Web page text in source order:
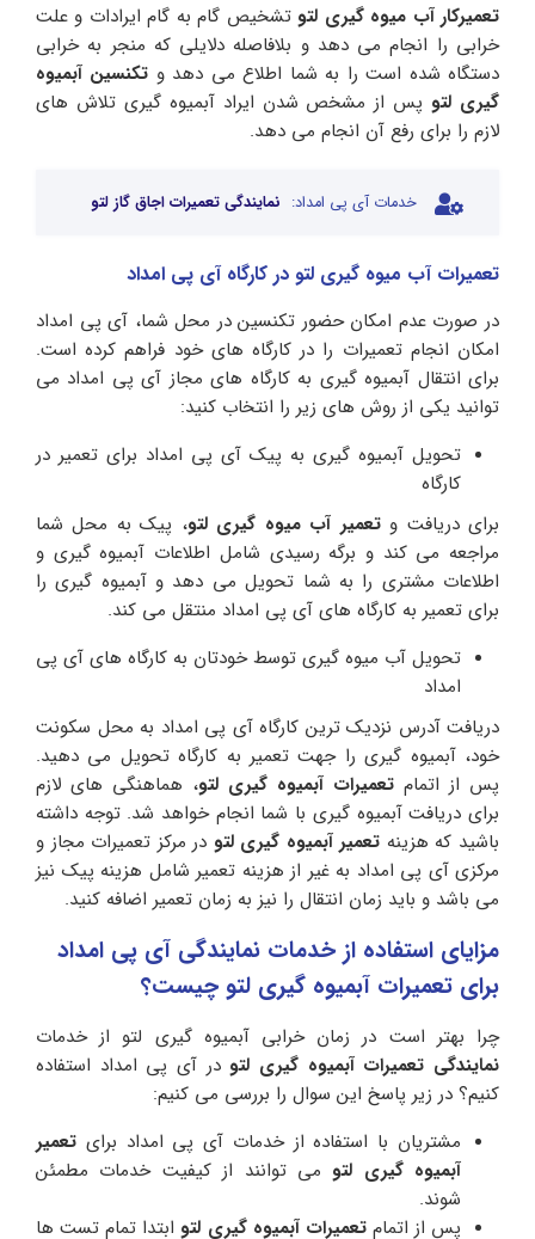
تعمیرکار آب میوه گیری لتوتشخیص گام به گام ایرادات و علت
خرابی را انجام می دهد و بلافاصله دلایلی که منجر به خرابی
دستگاه شده است را به شما اطلاع می دهد و تکنسین آبمیوه
گیری لتوپس از مشخص شدن ایراد آبمیوه گیری تلاش های
لازم را برای رفع آن انجام می دهد.
خدمات آی پی امداد: نمایندگی تعمیرات اجاق گاز لتو
تعمیرات آب میوه گیری لتو در کارگاه آی پی امداد
در صورت عدم امکان حضور تکنسین در محل شما، آی پی امداد
امکان انجام تعمیرات را در کارگاه های خود فراهم کرده است.
برای انتقال آبمیوه گیری به کارگاه های مجاز آی پی امداد می
توانید یکی از روش های زیر را انتخاب کنید:
تحویل آبمیوه گیری به پیک آی پی امداد برای تعمیر در
کارگاه
برای دریافت وتعمیر آب میوه گیری لتو، پیک به محل شما
مراجعه می کند و برگه رسیدی شامل اطلاعات آبمیوه گیری و
اطلاعات مشتری را به شما تحویل می دهد و آبمیوه گیری را
برای تعمیر به کارگاه های آی پی امداد منتقل می کند.
تحویل آب میوه گیری توسط خودتان به کارگاه های آی پی
امداد
دریافت آدرس نزدیک ترین کارگاه آی پی امداد به محل سکونت
خود، آبمیوه گیری را جهت تعمیر به کارگاه تحویل می دهید.
پس از اتمام تعمیرات آبمیوه گیری لتو، هماهنگی های لازم
برای دریافت آبمیوه گیری با شما انجام خواهد شد. توجه داشته
باشید که هزینه تعمیر آبمیوه گیری لتو در مرکز تعمیرات مجاز و
مرکزی آی پی امداد به غیر از هزینه تعمیر شامل هزینه پیک نیز
می باشد و باید زمان انتقال را نیز به زمان تعمیر اضافه کنید.
مزایای استفاده از خدمات نمایندگی آی پی امداد
برای تعمیرات آبمیوه گیری لتو چیست؟
چرا بهتر است در زمان خرابی آبمیوه گیری لتو از خدمات
نمایندگی تعمیرات آبمیوه گیری لتودر آی پی امداد استفاده
کنیم؟ در زیر پاسخ این سوال را بررسی می کنیم:
مشتریان با استفاده از خدمات آی پی امداد برای تعمیر
آبمیوه گیری لتومی توانند از کیفیت خدمات مطمئن
شوند.
پس از اتمام تعمیرات آبمیوه گیری لتوابتدا تمام تست ها